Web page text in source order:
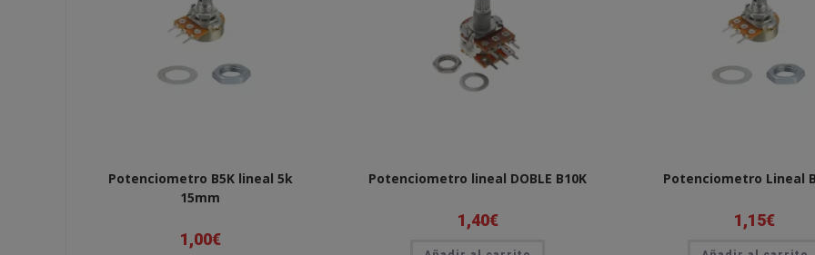
Potenciometro B5K lineal 5k
15mm
1,00€
Potenciometro lineal DOBLE B10K
1,40€
Potenciometro Lineal
1,15€